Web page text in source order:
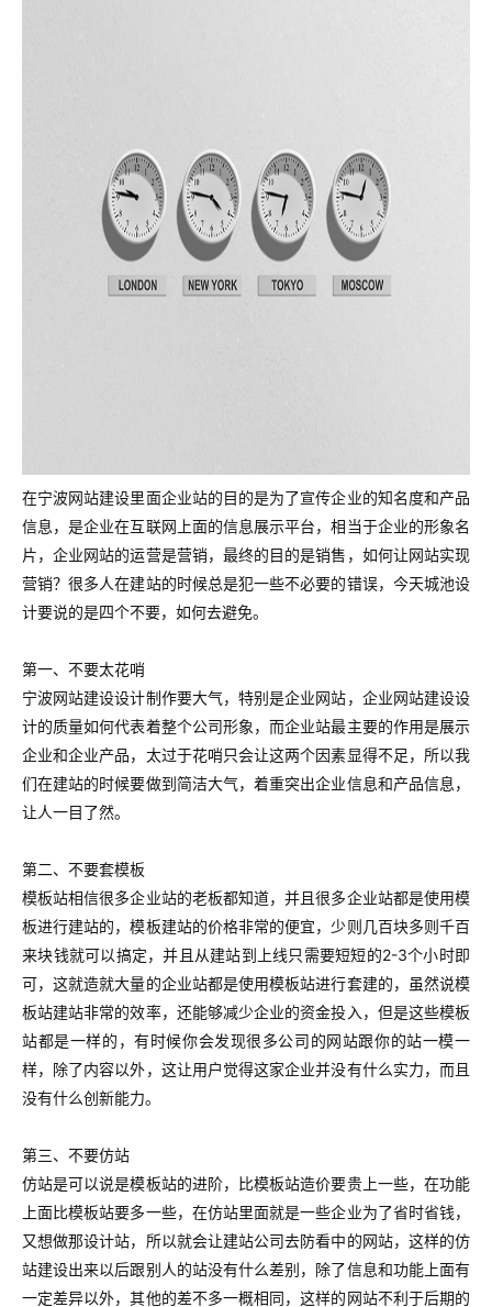
在宁波网站建设里面企业站的目的是为了宣传企业的知名度和产品
信息，是企业在互联网上面的信息展示平台，相当于企业的形象名
片，企业网站的运营是营销，最终的目的是销售，如何让网站实现
营销？很多人在建站的时候总是犯一些不必要的错误，今天城池设
计要说的是四个不要，如何去避免。
第一、不要太花哨
宁波网站建设设计制作要大气，特别是企业网站，企业网站建设设
计的质量如何代表着整个公司形象，而企业站最主要的作用是展示
企业和企业产品，太过于花哨只会让这两个因素显得不足，所以我
们在建站的时候要做到简洁大气，着重突出企业信息和产品信息，
让人一目了然。
第二、不要套模板
模板站相信很多企业站的老板都知道，并且很多企业站都是使用模
板进行建站的，模板建站的价格非常的便宜，少则几百块多则千百
来块钱就可以搞定，并且从建站到上线只需要短短的2-3个小时即
可，这就造就大量的企业站都是使用模板站进行套建的，虽然说模
板站建站非常的效率，还能够减少企业的资金投入，但是这些模板
站都是一样的，有时候你会发现很多公司的网站跟你的站一模一
样，除了内容以外，这让用户觉得这家企业并没有什么实力，而且
没有什么创新能力。
第三、不要仿站
仿站是可以说是模板站的进阶，比模板站造价要贵上一些，在功能
上面比模板站要多一些，在仿站里面就是一些企业为了省时省钱，
又想做那设计站，所以就会让建站公司去防看中的网站，这样的仿
站建设出来以后跟别人的站没有什么差别，除了信息和功能上面有
一定差异以外，其他的差不多一概相同，这样的网站不利于后期的